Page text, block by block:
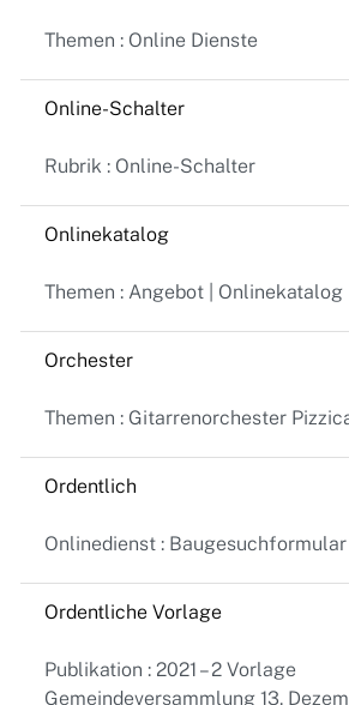
Themen : Online Dienste
Online-Schalter
Rubrik : Online-Schalter
Onlinekatalog
Themen : Angebot | Onlinekatalog
Orchester
Themen : Gitarrenorchester
Ordentlich
Onlinedienst : Baugesuchformular
Ordentliche Vorlage
Publikation : 2021 – 2 Vorlage
Gemeindeversammlung 13.